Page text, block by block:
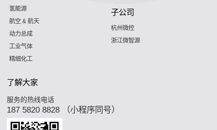
氢能源
航空 & 航天
动力总成
工业气体
精细化工
子公司
杭州微控
浙江微智源
了解大家
服务的热线电话
187 5820 8828 （小程序同号）